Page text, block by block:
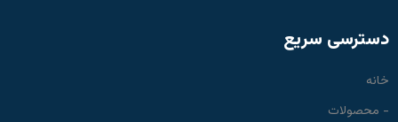
دسترسی سریع
خانه
- محصولات